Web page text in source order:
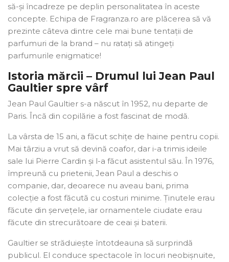
să-și încadreze pe deplin personalitatea în aceste
concepte. Echipa de Fragranza.ro are plăcerea să vă
prezinte câteva dintre cele mai bune tentații de
parfumuri de la brand – nu ratați să atingeți
parfumurile enigmatice!
Istoria mărcii – Drumul lui Jean Paul
Gaultier spre vârf
Jean Paul Gaultier s-a născut în 1952, nu departe de
Paris. Încă din copilărie a fost fascinat de modă.
La vârsta de 15 ani, a făcut schițe de haine pentru copii.
Mai târziu a vrut să devină coafor, dar i-a trimis ideile
sale lui Pierre Cardin și l-a făcut asistentul său. În 1976,
împreună cu prietenii, Jean Paul a deschis o
companie, dar, deoarece nu aveau bani, prima
colecție a fost făcută cu costuri minime. Ținutele erau
făcute din șervețele, iar ornamentele ciudate erau
făcute din strecurătoare de ceai și baterii.
Gaultier se străduiește întotdeauna să surprindă
publicul. El conduce spectacole în locuri neobișnuite,
Creeaza o lista de dorinte
Anuleaza
Creeaza o lista de dorinte